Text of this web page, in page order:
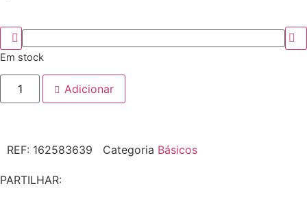
Em stock
Adicionar
REF: 162583639 Categoria Básicos
PARTILHAR: